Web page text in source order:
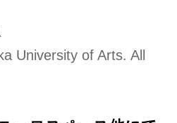
University of Arts. All